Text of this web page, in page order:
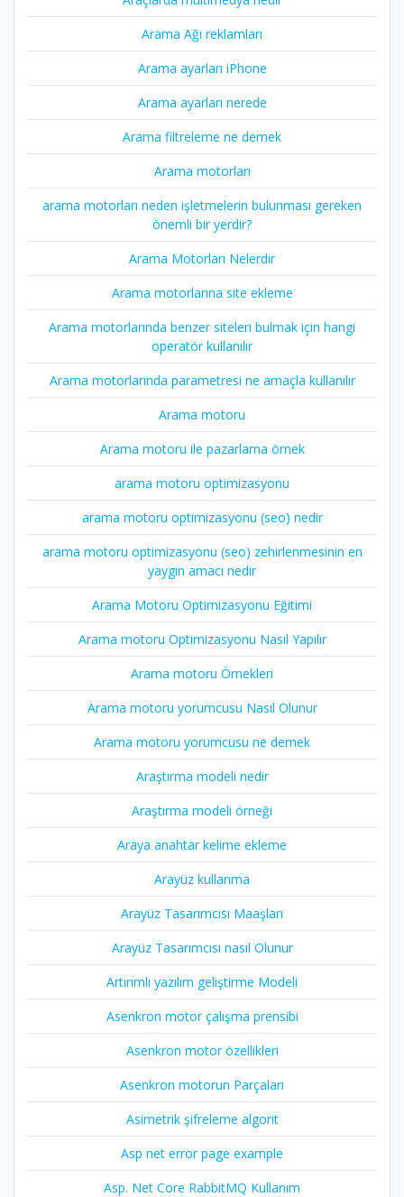
Arama Ağı reklamları
Arama ayarları iPhone
Arama ayarları nerede
Arama filtreleme ne demek
Arama motorları
arama motorları neden işletmelerin bulunması gereken
önemli bir yerdir?
Arama Motorları Nelerdir
Arama motorlarına site ekleme
Arama motorlarında benzer siteleri bulmak için hangi
operatör kullanılır
Arama motorlarında parametresi ne amaçla kullanılır
Arama motoru
Arama motoru ile pazarlama örnek
arama motoru optimizasyonu
arama motoru optimizasyonu (seo) nedir
arama motoru optimizasyonu (seo) zehirlenmesinin en
yaygın amacı nedir
Arama Motoru Optimizasyonu Eğitimi
Arama motoru Optimizasyonu Nasıl Yapılır
Arama motoru Örnekleri
Arama motoru yorumcusu Nasıl Olunur
Arama motoru yorumcusu ne demek
Araştırma modeli nedir
Araştırma modeli örneği
Araya anahtar kelime ekleme
Arayüz kullanma
Arayüz Tasarımcısı Maaşları
Arayüz Tasarımcısı nasıl Olunur
Artırımlı yazılım geliştirme Modeli
Asenkron motor çalışma prensibi
Asenkron motor özellikleri
Asenkron motorun Parçaları
Asimetrik şifreleme algorit
Asp net error page example
Asp. Net Core RabbitMQ Kullanım